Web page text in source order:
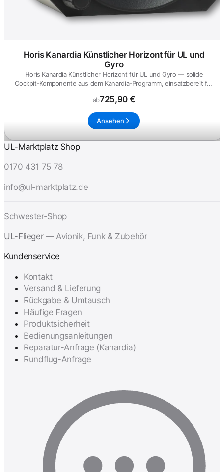
Horis Kanardia Künstlicher Horizont für UL und
Gyro
Horis Kanardia Künstlicher Horizont für UL und Gyro — solide
Cockpit-Komponente aus dem Kanardia-Programm, einsatzbereit für
ab725,90 €
Ansehen
UL-Marktplatz Shop
0170 431 75 78
info@ul-marktplatz.de
Schwester-Shop
UL-Flieger — Avionik, Funk & Zubehör
Kundenservice
Kontakt
Versand & Lieferung
Rückgabe & Umtausch
Häufige Fragen
Produktsicherheit
Bedienungsanleitungen
Reparatur-Anfrage (Kanardia)
Rundflug-Anfrage